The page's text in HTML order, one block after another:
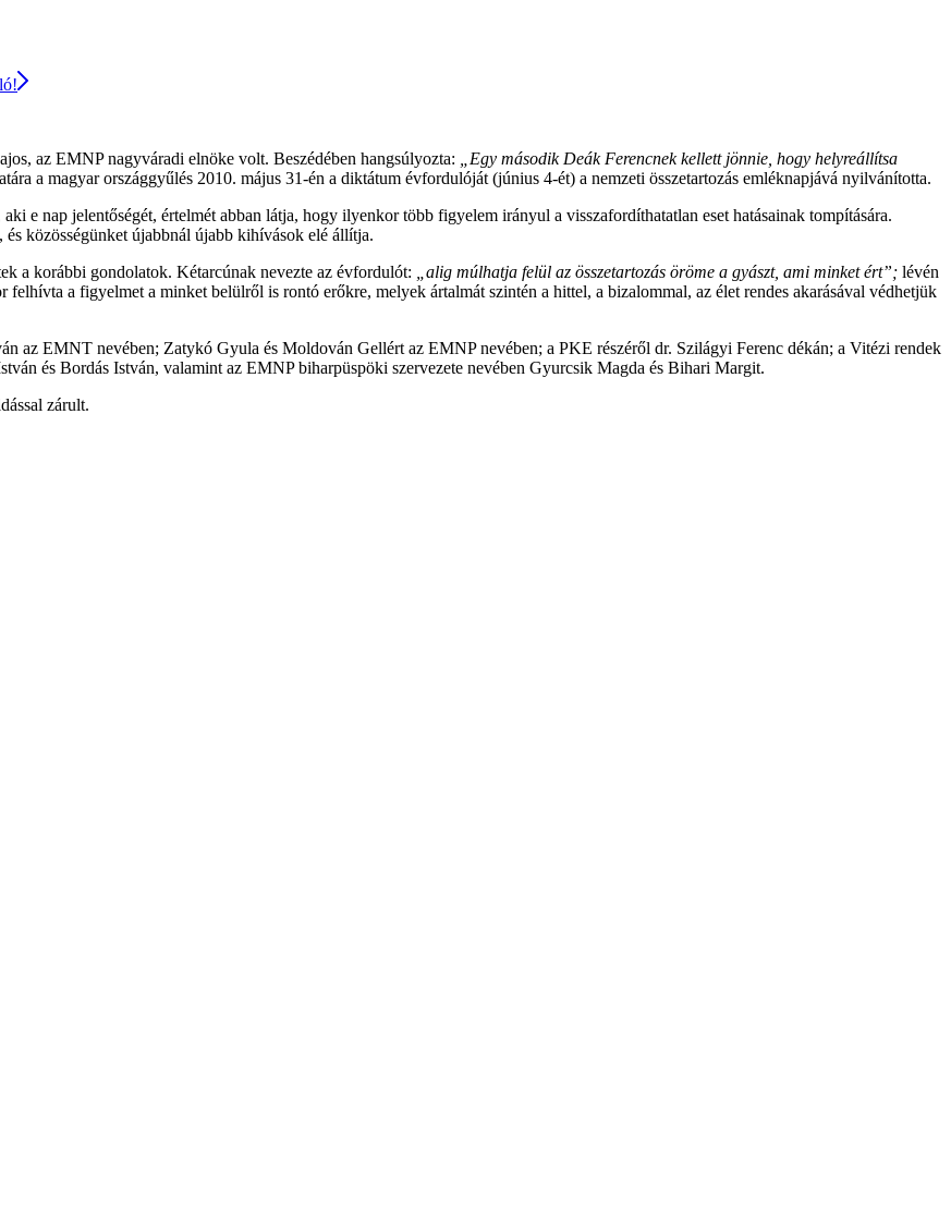
az EMNP nagyváradi elnöke volt. Beszédében hangsúlyozta:
„Egy második Deák Ferencnek kellett jönnie, hogy helyreállítsa
a magyar országgyűlés 2010. május 31-én a diktátum évfordulóját (június 4-ét) a nemzeti összetartozás emléknapjává nyilvánította.
e nap jelentőségét, értelmét abban látja, hogy ilyenkor több figyelem irányul a visszafordíthatatlan eset hatásainak tompítására.
közösségünket újabbnál újabb kihívások elé állítja.
a korábbi gondolatok. Kétarcúnak nevezte az évfordulót:
„alig múlhatja felül az összetartozás öröme a gyászt, ami minket ért”; lévén
felhívta a figyelmet a minket belülről is rontó erőkre, melyek ártalmát szintén a hittel, a bizalommal, az élet rendes akarásával védhetjük
az EMNT nevében; Zatykó Gyula és Moldován Gellért az EMNP nevében; a PKE részéről dr. Szilágyi Ferenc dékán; a Vitézi rendek
és Bordás István, valamint az EMNP biharpüspöki szervezete nevében Gyurcsik Magda és Bihari Margit.
zárult.